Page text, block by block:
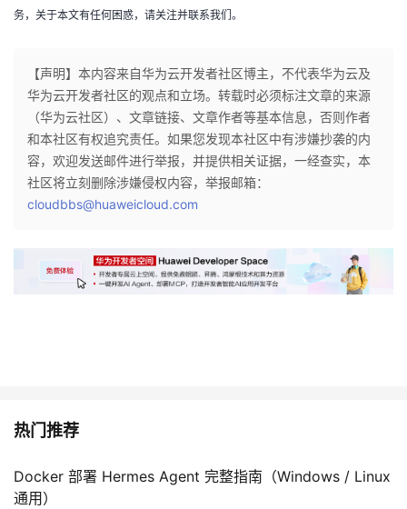
务，关于本文有任何困惑，请关注并联系我们。
【声明】本内容来自华为云开发者社区博主，不代表华为云及
华为云开发者社区的观点和立场。转载时必须标注文章的来源
（华为云社区）、文章链接、文章作者等基本信息，否则作者
和本社区有权追究责任。如果您发现本社区中有涉嫌抄袭的内
容，欢迎发送邮件进行举报，并提供相关证据，一经查实，本
社区将立刻删除涉嫌侵权内容，举报邮箱：
cloudbbs@huaweicloud.com
热门推荐
Docker 部署 Hermes Agent 完整指南（Windows / Linux
通用）